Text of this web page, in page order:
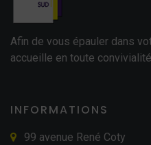
Afin de vous épauler dans
accueille en toute convivialité
INFORMATIONS
99 avenue René Coty